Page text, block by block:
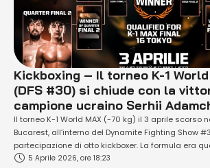
Kickboxing – Il torneo K-1
(DFS #30) si chiude con la
campione ucraino Serhii
Il torneo K-1 World MAX (-70 kg) il 3 aprile scorso
Bucarest, all’interno del Dynamite Fighting Show
partecipazione di otto kickboxer. La formula era
match (inclusa la finale) ad eliminazione diretta
5 Aprile 2026, ore 18:23